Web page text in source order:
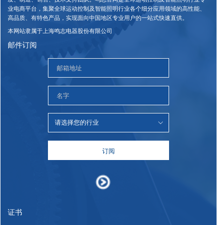
业电商平台，集聚全球运动控制及智能照明行业各个细分应用领域的高性能、
高品质、有特色产品，实现面向中国地区专业用户的一站式快速直供。
本网站隶属于上海鸣志电器股份有限公司
邮件订阅
订阅
证书